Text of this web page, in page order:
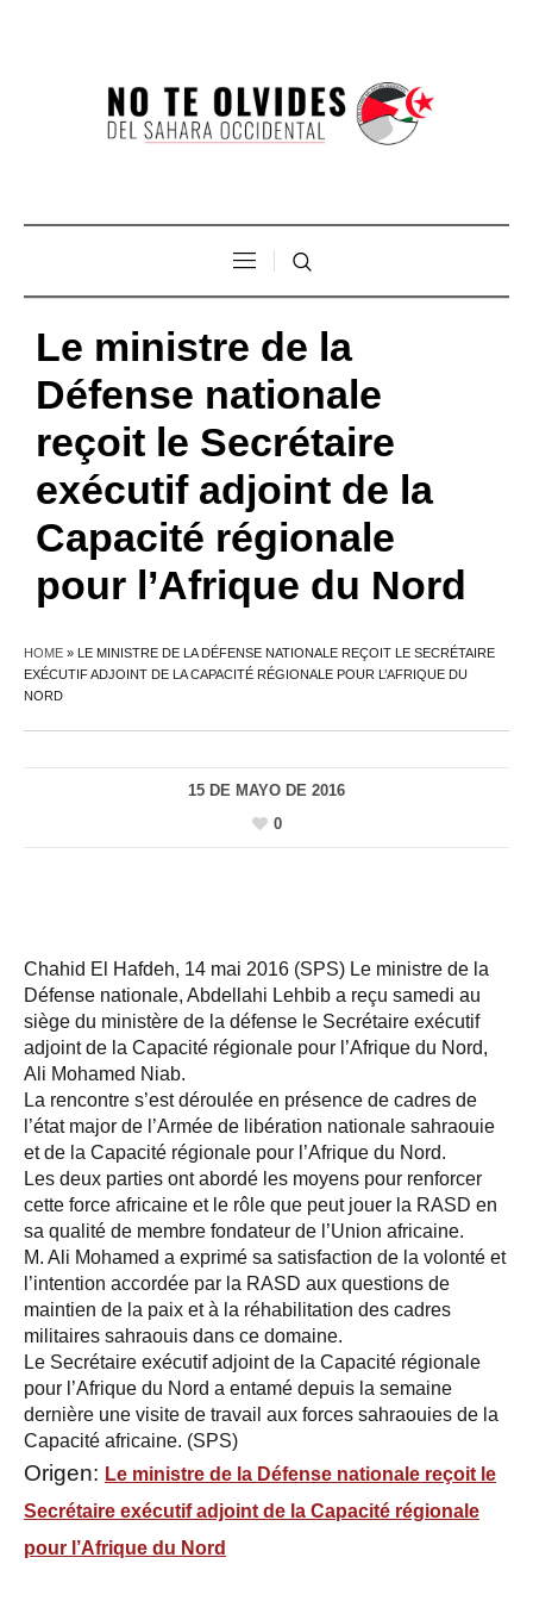
Le ministre de la
Défense nationale
reçoit le Secrétaire
exécutif adjoint de la
Capacité régionale
pour l’Afrique du Nord
HOME » LE MINISTRE DE LA DÉFENSE NATIONALE REÇOIT LE SECRÉTAIRE
EXÉCUTIF ADJOINT DE LA CAPACITÉ RÉGIONALE POUR L’AFRIQUE DU
NORD
15 DE MAYO DE 2016
0
Chahid El Hafdeh, 14 mai 2016 (SPS) Le ministre de la
Défense nationale, Abdellahi Lehbib a reçu samedi au
siège du ministère de la défense le Secrétaire exécutif
adjoint de la Capacité régionale pour l’Afrique du Nord,
Ali Mohamed Niab.
La rencontre s’est déroulée en présence de cadres de
l’état major de l’Armée de libération nationale sahraouie
et de la Capacité régionale pour l’Afrique du Nord.
Les deux parties ont abordé les moyens pour renforcer
cette force africaine et le rôle que peut jouer la RASD en
sa qualité de membre fondateur de l’Union africaine.
M. Ali Mohamed a exprimé sa satisfaction de la volonté et
l’intention accordée par la RASD aux questions de
maintien de la paix et à la réhabilitation des cadres
militaires sahraouis dans ce domaine.
Le Secrétaire exécutif adjoint de la Capacité régionale
pour l’Afrique du Nord a entamé depuis la semaine
dernière une visite de travail aux forces sahraouies de la
Capacité africaine. (SPS)
Origen: Le ministre de la Défense nationale reçoit le
Secrétaire exécutif adjoint de la Capacité régionale
pour l’Afrique du Nord